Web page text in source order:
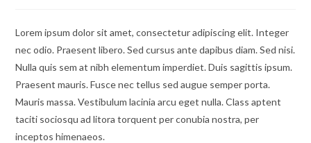
Lorem ipsum dolor sit amet, consectetur adipiscing elit. Integer
nec odio. Praesent libero. Sed cursus ante dapibus diam. Sed nisi.
Nulla quis sem at nibh elementum imperdiet. Duis sagittis ipsum.
Praesent mauris. Fusce nec tellus sed augue semper porta.
Mauris massa. Vestibulum lacinia arcu eget nulla. Class aptent
taciti sociosqu ad litora torquent per conubia nostra, per
inceptos himenaeos.